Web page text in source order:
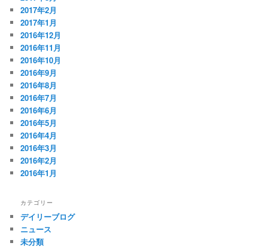
2017年2月
2017年1月
2016年12月
2016年11月
2016年10月
2016年9月
2016年8月
2016年7月
2016年6月
2016年5月
2016年4月
2016年3月
2016年2月
2016年1月
カテゴリー
デイリーブログ
ニュース
未分類